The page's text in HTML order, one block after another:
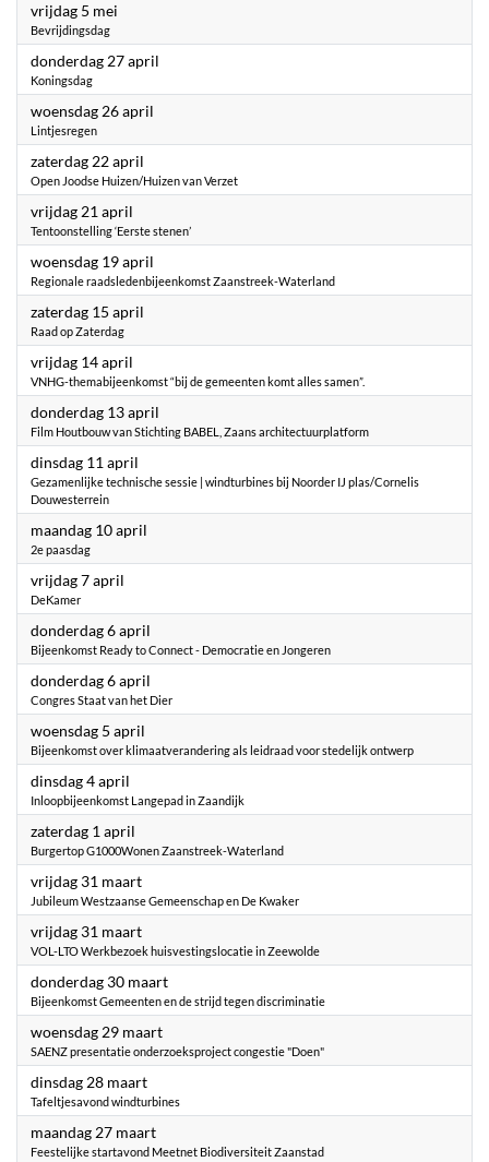
vrijdag 5 mei
Bevrijdingsdag
donderdag 27 april
Koningsdag
woensdag 26 april
Lintjesregen
zaterdag 22 april
Open Joodse Huizen/Huizen van Verzet
vrijdag 21 april
Tentoonstelling ‘Eerste stenen’
woensdag 19 april
Regionale raadsledenbijeenkomst Zaanstreek-Waterland
zaterdag 15 april
Raad op Zaterdag
vrijdag 14 april
VNHG-themabijeenkomst “bij de gemeenten komt alles samen”.
donderdag 13 april
Film Houtbouw van Stichting BABEL, Zaans architectuurplatform
dinsdag 11 april
Gezamenlijke technische sessie | windturbines bij Noorder IJ plas/Cornelis
Douwesterrein
maandag 10 april
2e paasdag
vrijdag 7 april
DeKamer
donderdag 6 april
Bijeenkomst Ready to Connect - Democratie en Jongeren
donderdag 6 april
Congres Staat van het Dier
woensdag 5 april
Bijeenkomst over klimaatverandering als leidraad voor stedelijk ontwerp
dinsdag 4 april
Inloopbijeenkomst Langepad in Zaandijk
zaterdag 1 april
Burgertop G1000Wonen Zaanstreek-Waterland
vrijdag 31 maart2023
Jubileum Westzaanse Gemeenschap en De Kwaker
vrijdag 31 maart2023
VOL-LTO Werkbezoek huisvestingslocatie in Zeewolde
donderdag 30 maart2023
Bijeenkomst Gemeenten en de strijd tegen discriminatie
woensdag 29 maart2023
SAENZ presentatie onderzoeksproject congestie "Doen"
dinsdag 28 maart2023
Tafeltjesavond windturbines
maandag 27 maart2023
Feestelijke startavond Meetnet Biodiversiteit Zaanstad